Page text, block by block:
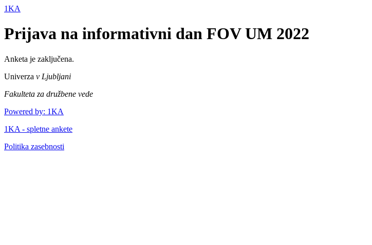
1KA
Prijava na informativni dan FOV UM 2022
Anketa je zaključena.
Univerza v Ljubljani
Fakulteta za družbene vede
Powered by: 1KA
1KA - spletne ankete
Politika zasebnosti